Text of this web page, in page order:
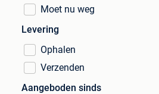
Moet nu weg
Levering
Ophalen
Verzenden
Aangeboden sinds